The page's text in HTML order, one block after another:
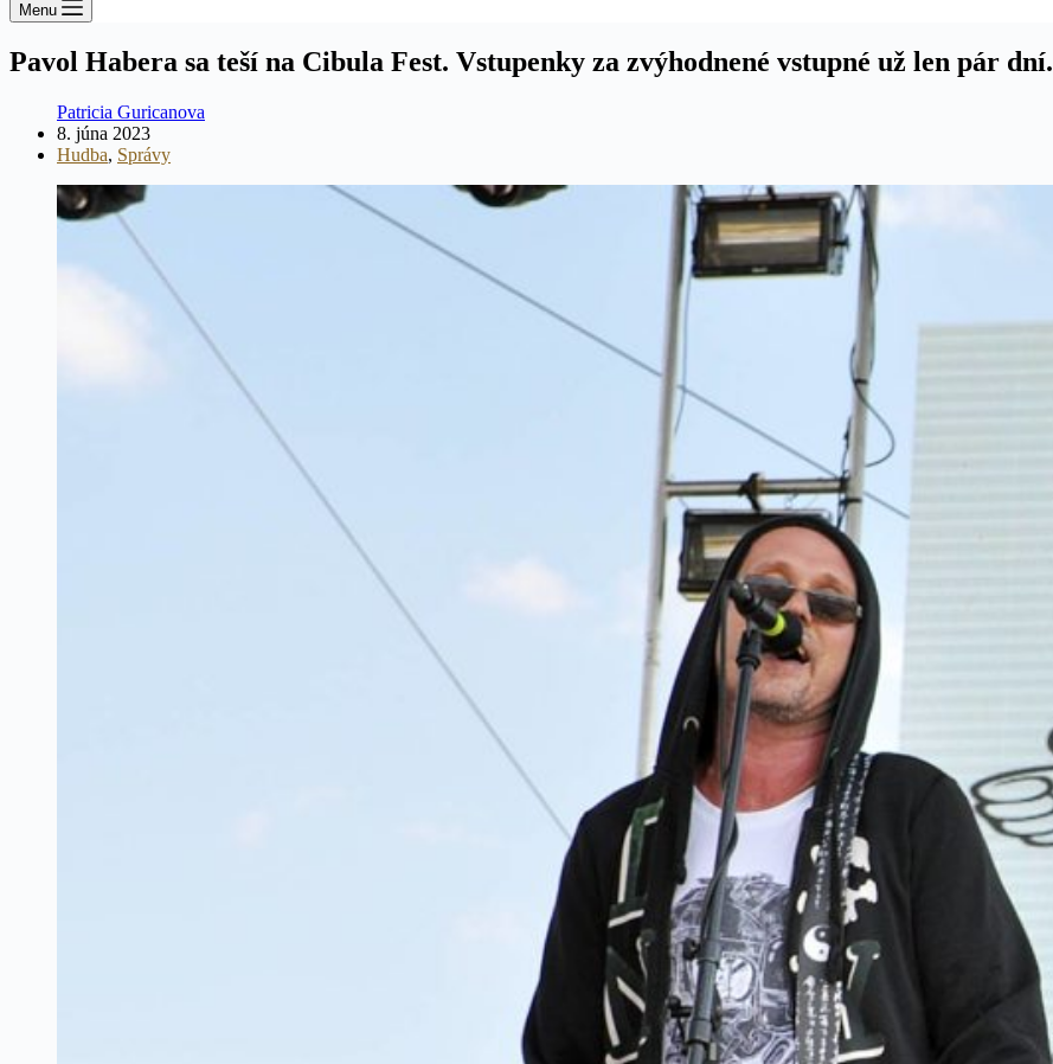
Menu
Pavol Habera sa teší na Cibula Fest. Vstupenky za zvýhodnené vstupné už len pár dní.
Patricia Guricanova
8. júna 2023
Hudba, Správy